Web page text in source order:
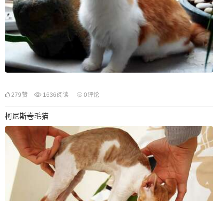
279 赞 1636 阅读 0评论
柯尼斯卷毛猫